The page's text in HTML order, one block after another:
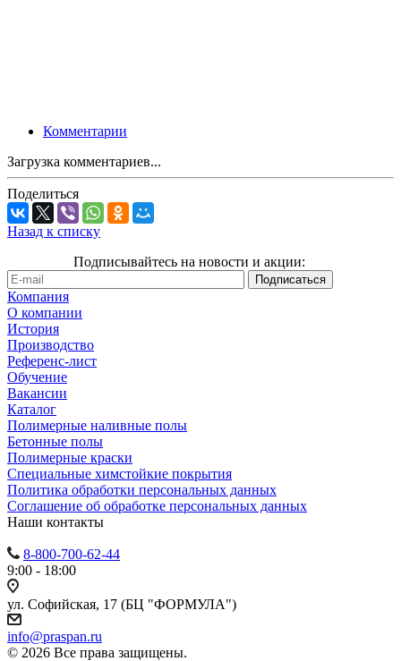
Комментарии
Загрузка комментариев...
Поделиться
Назад к списку
Подписывайтесь на новости и акции:
Компания
О компании
История
Производство
Референс-лист
Обучение
Вакансии
Каталог
Полимерные наливные полы
Бетонные полы
Полимерные краски
Специальные химстойкие покрытия
Политика обработки персональных данных
Cоглашение об обработке персональных данных
Наши контакты
8-800-700-62-44
9:00 - 18:00
ул. Софийская, 17 (БЦ "ФОРМУЛА")
info@praspan.ru
© 2026 Все права защищены.